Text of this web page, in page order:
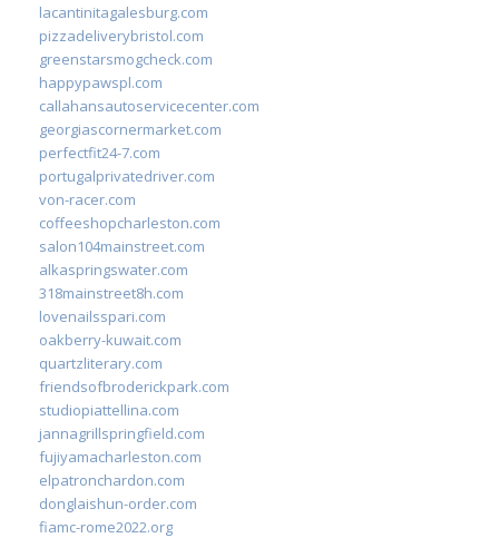
lacantinitagalesburg.com
pizzadeliverybristol.com
greenstarsmogcheck.com
happypawspl.com
callahansautoservicecenter.com
georgiascornermarket.com
perfectfit24-7.com
portugalprivatedriver.com
von-racer.com
coffeeshopcharleston.com
salon104mainstreet.com
alkaspringswater.com
318mainstreet8h.com
lovenailsspari.com
oakberry-kuwait.com
quartzliterary.com
friendsofbroderickpark.com
studiopiattellina.com
jannagrillspringfield.com
fujiyamacharleston.com
elpatronchardon.com
donglaishun-order.com
fiamc-rome2022.org